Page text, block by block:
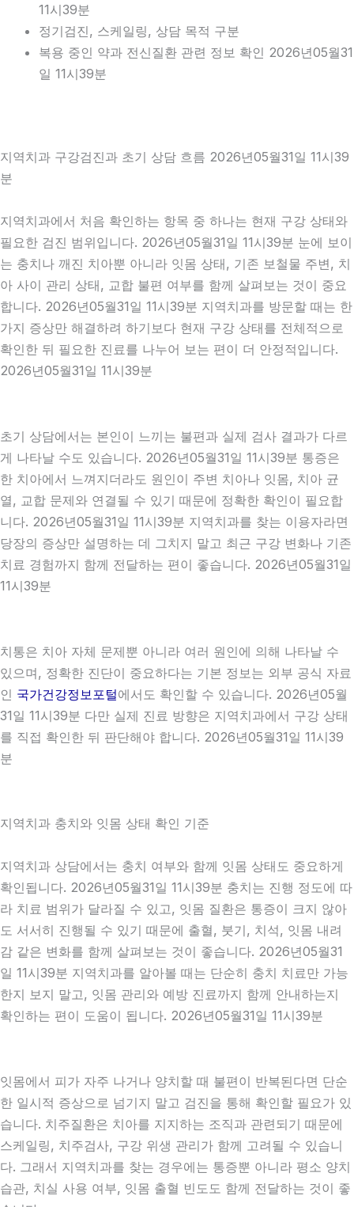
11시39분
정기검진, 스케일링, 상담 목적 구분
복용 중인 약과 전신질환 관련 정보 확인 2026년05월31
일 11시39분
지역치과 구강검진과 초기 상담 흐름 2026년05월31일 11시39
분
지역치과에서 처음 확인하는 항목 중 하나는 현재 구강 상태와
필요한 검진 범위입니다. 2026년05월31일 11시39분 눈에 보이
는 충치나 깨진 치아뿐 아니라 잇몸 상태, 기존 보철물 주변, 치
아 사이 관리 상태, 교합 불편 여부를 함께 살펴보는 것이 중요
합니다. 2026년05월31일 11시39분 지역치과를 방문할 때는 한
가지 증상만 해결하려 하기보다 현재 구강 상태를 전체적으로
확인한 뒤 필요한 진료를 나누어 보는 편이 더 안정적입니다.
2026년05월31일 11시39분
초기 상담에서는 본인이 느끼는 불편과 실제 검사 결과가 다르
게 나타날 수도 있습니다. 2026년05월31일 11시39분 통증은
한 치아에서 느껴지더라도 원인이 주변 치아나 잇몸, 치아 균
열, 교합 문제와 연결될 수 있기 때문에 정확한 확인이 필요합
니다. 2026년05월31일 11시39분 지역치과를 찾는 이용자라면
당장의 증상만 설명하는 데 그치지 말고 최근 구강 변화나 기존
치료 경험까지 함께 전달하는 편이 좋습니다. 2026년05월31일
11시39분
치통은 치아 자체 문제뿐 아니라 여러 원인에 의해 나타날 수
있으며, 정확한 진단이 중요하다는 기본 정보는 외부 공식 자료
인 국가건강정보포털에서도 확인할 수 있습니다. 2026년05월
31일 11시39분 다만 실제 진료 방향은 지역치과에서 구강 상태
를 직접 확인한 뒤 판단해야 합니다. 2026년05월31일 11시39
분
지역치과 충치와 잇몸 상태 확인 기준
지역치과 상담에서는 충치 여부와 함께 잇몸 상태도 중요하게
확인됩니다. 2026년05월31일 11시39분 충치는 진행 정도에 따
라 치료 범위가 달라질 수 있고, 잇몸 질환은 통증이 크지 않아
도 서서히 진행될 수 있기 때문에 출혈, 붓기, 치석, 잇몸 내려
감 같은 변화를 함께 살펴보는 것이 좋습니다. 2026년05월31
일 11시39분 지역치과를 알아볼 때는 단순히 충치 치료만 가능
한지 보지 말고, 잇몸 관리와 예방 진료까지 함께 안내하는지
확인하는 편이 도움이 됩니다. 2026년05월31일 11시39분
잇몸에서 피가 자주 나거나 양치할 때 불편이 반복된다면 단순
한 일시적 증상으로 넘기지 말고 검진을 통해 확인할 필요가 있
습니다. 치주질환은 치아를 지지하는 조직과 관련되기 때문에
스케일링, 치주검사, 구강 위생 관리가 함께 고려될 수 있습니
다. 그래서 지역치과를 찾는 경우에는 통증뿐 아니라 평소 양치
습관, 치실 사용 여부, 잇몸 출혈 빈도도 함께 전달하는 것이 좋